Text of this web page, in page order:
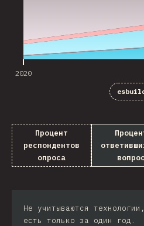
2020
Процент
респондентов
опроса
вопрос
Не учитываются
есть только за один год.